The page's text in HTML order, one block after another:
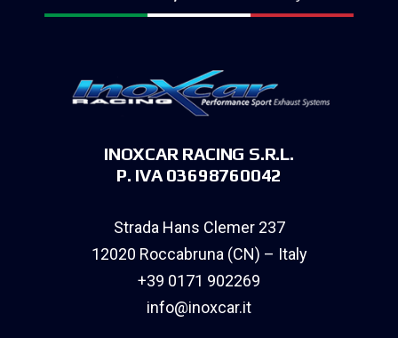
INOXCAR RACING S.R.L.
P. IVA 03698760042
Strada Hans Clemer 237
12020 Roccabruna (CN) – Italy
+39 0171 902269
info@inoxcar.it